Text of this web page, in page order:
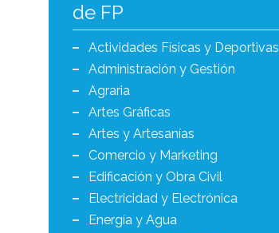
de FP
Actividades Físicas y Deportivas
Administración y Gestión
Agraria
Artes Gráficas
Artes y Artesanías
Comercio y Marketing
Edificación y Obra Civil
Electricidad y Electrónica
Energía y Agua